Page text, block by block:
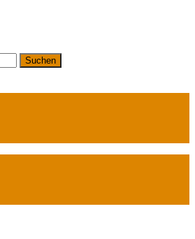
Suchen